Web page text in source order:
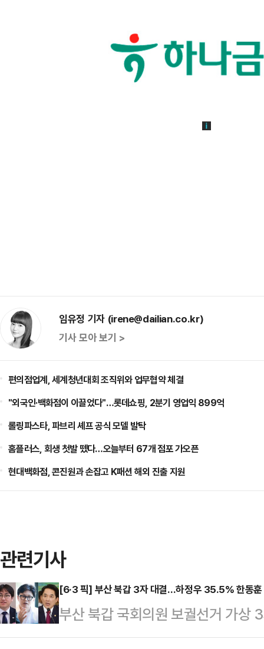
임유정 기자 (irene@dailian.co.kr)
기사 모아 보기 >
편의점업계, 세계청년대회 조직위와 업무협약 체결
"외국인·백화점이 이끌었다"…롯데쇼핑, 2분기 영업익 899억
롤링파스타, 파브리 셰프 공식 모델 발탁
홈플러스, 회생 첫발 뗐다…오늘부터 67개 점포 가오픈
현대백화점, 콘진원과 손잡고 K패션 해외 진출 지원
관련기사
[6·3 픽] 부산 북갑 3자 대결…하정우 35.5% 한동
부산 북갑 국회의원 보궐선거 가상
수석과 한동훈 전 국민의힘 대표가